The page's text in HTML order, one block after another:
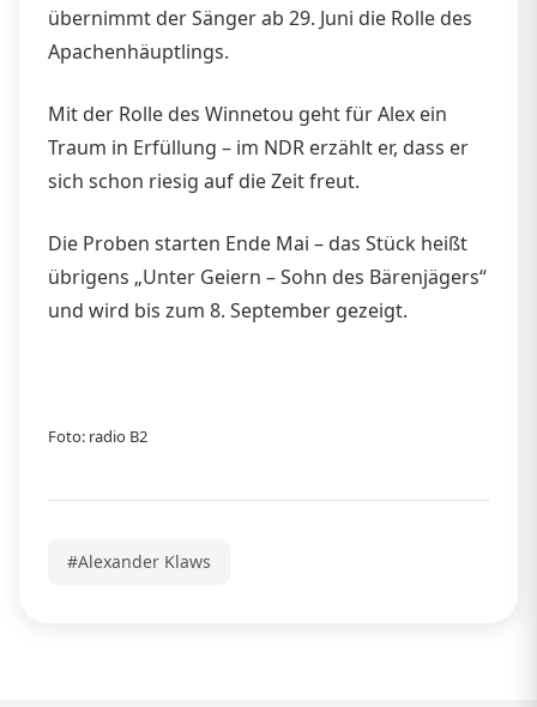
übernimmt der Sänger ab 29. Juni die Rolle des
Apachenhäuptlings.
Mit der Rolle des Winnetou geht für Alex ein
Traum in Erfüllung – im NDR erzählt er, dass er
sich schon riesig auf die Zeit freut.
Die Proben starten Ende Mai – das Stück heißt
übrigens „Unter Geiern – Sohn des Bärenjägers“
und wird bis zum 8. September gezeigt.
Foto: radio B2
#Alexander Klaws